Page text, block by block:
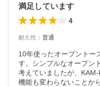
満足しています
4
耐久性 ： 普通
10年使ったオープントー
す。シンプルなオープン
考えていましたが、KAM-
機能も変わらないことか